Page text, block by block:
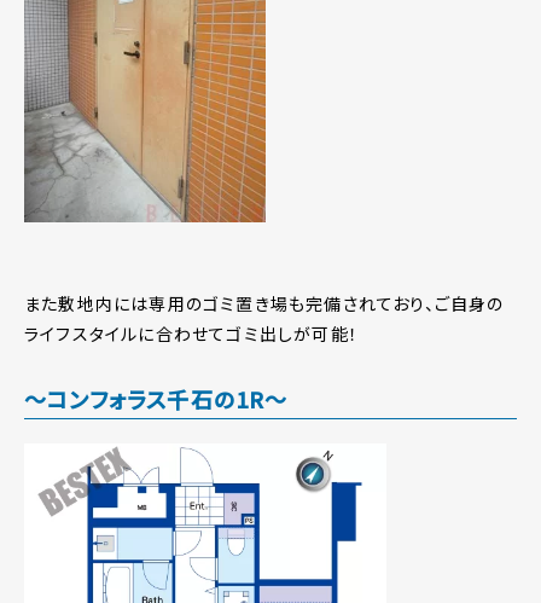
また敷地内には専用のゴミ置き場も完備されており、ご自身の
ライフスタイルに合わせてゴミ出しが可能！
～コンフォラス千石の1R～